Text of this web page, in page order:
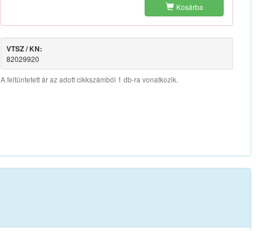
Kosárba
VTSZ / KN:
82029920
A feltüntetett ár az adott cikkszámból 1 db-ra vonatkozik.